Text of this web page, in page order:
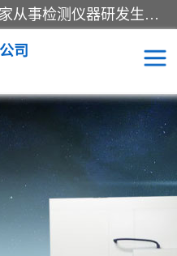
湖南兰思仪器有限公司是一家从事检测仪器研发生产销售和维修保养服务的综合型企业，产品符合国际标准可按需定制专业售前售后工程师，主要有门窗性能体验箱、门窗隔音展示箱、恒温恒湿试验箱、步入式恒温恒湿房、高低温试验箱、老化试验箱、老化试验房、恒温恒湿培养箱、水泥标准养护试验箱、电热鼓风干燥试验箱、真空干燥箱、工业烤箱、盐雾腐蚀试验箱等。
司
恒温恒湿试验箱
门窗体验箱